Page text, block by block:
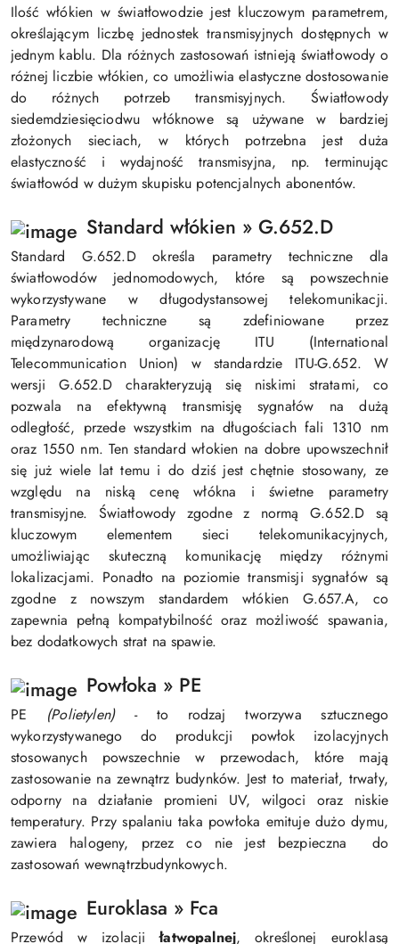
Ilość włókien w światłowodzie jest kluczowym parametrem,
określającym liczbę jednostek transmisyjnych dostępnych w
jednym kablu. Dla różnych zastosowań istnieją światłowody o
różnej liczbie włókien, co umożliwia elastyczne dostosowanie
do różnych potrzeb transmisyjnych. Światłowody
siedemdziesięciodwu włóknowe są używane w bardziej
złożonych sieciach, w których potrzebna jest duża
elastyczność i wydajność transmisyjna, np. terminując
światłowód w dużym skupisku potencjalnych abonentów.
Standard włókien » G.652.D
Standard G.652.D określa parametry techniczne dla
światłowodów jednomodowych, które są powszechnie
wykorzystywane w długodystansowej telekomunikacji.
Parametry techniczne są zdefiniowane przez
międzynarodową organizację ITU (International
Telecommunication Union) w standardzie ITU-G.652. W
wersji G.652.D charakteryzują się niskimi stratami, co
pozwala na efektywną transmisję sygnałów na dużą
odległość, przede wszystkim na długościach fali 1310 nm
oraz 1550 nm. Ten standard włokien na dobre upowszechnił
się już wiele lat temu i do dziś jest chętnie stosowany, ze
względu na niską cenę włókna i świetne parametry
transmisyjne. Światłowody zgodne z normą G.652.D są
kluczowym elementem sieci telekomunikacyjnych,
umożliwiając skuteczną komunikację między różnymi
lokalizacjami. Ponadto na poziomie transmisji sygnałów są
zgodne z nowszym standardem włókien G.657.A, co
zapewnia pełną kompatybilność oraz możliwość spawania,
bez dodatkowych strat na spawie.
Powłoka » PE
PE (Polietylen)
- to rodzaj tworzywa sztucznego
wykorzystywanego do produkcji powłok izolacyjnych
stosowanych powszechnie w przewodach, które mają
zastosowanie na zewnątrz budynków. Jest to materiał, trwały,
odporny na działanie promieni UV, wilgoci oraz niskie
temperatury. Przy spalaniu taka powłoka emituje dużo dymu,
zawiera halogeny, przez co nie jest bezpieczna do
zastosowań wewnątrzbudynkowych.
Euroklasa » Fca
Przewód w izolacjiłatwopalnej, określonej euroklasą